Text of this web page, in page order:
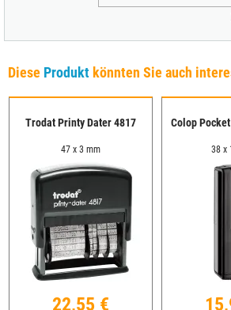
Diese Produkt könnten Sie auch
Trodat Printy Dater 4817
47 x 3 mm
22,55 €
Colop
38 x